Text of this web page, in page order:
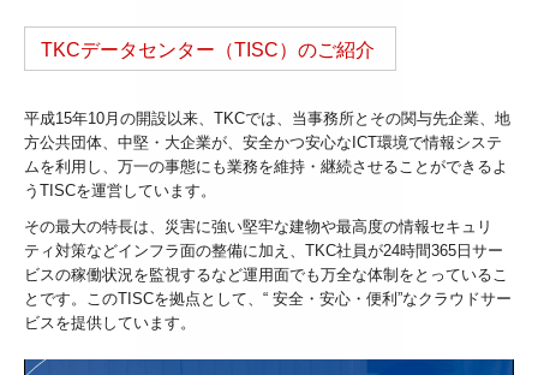
TKCデータセンター（TISC）のご紹介
平成15年10月の開設以来、TKCでは、当事務所とその関与先企業、地
方公共団体、中堅・大企業が、安全かつ安心なICT環境で情報システ
ムを利用し、万一の事態にも業務を維持・継続させることができるよ
うTISCを運営しています。
その最大の特長は、災害に強い堅牢な建物や最高度の情報セキュリ
ティ対策などインフラ面の整備に加え、TKC社員が24時間365日サー
ビスの稼働状況を監視するなど運用面でも万全な体制をとっているこ
とです。このTISCを拠点として、“ 安全・安心・便利”なクラウドサー
ビスを提供しています。